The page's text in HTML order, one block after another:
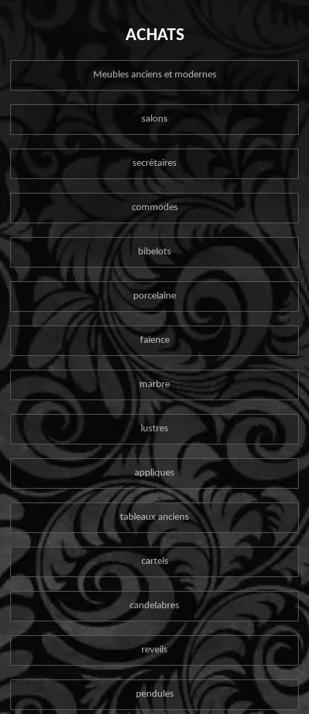
ACHATS
Meubles anciens et modernes
salons
secrétaires
commodes
bibelots
porcelaine
faïence
marbre
lustres
appliques
tableaux anciens
cartels
candelabres
reveils
pendules